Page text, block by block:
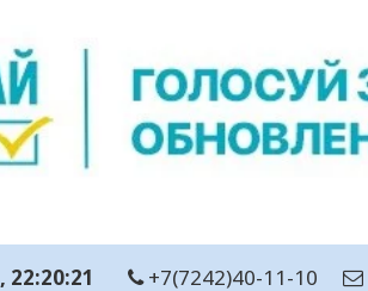
, 22:20:22 +7(7242)40-11-10